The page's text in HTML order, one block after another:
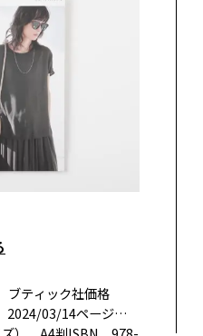
ティック社価格
2024/03/14ページ